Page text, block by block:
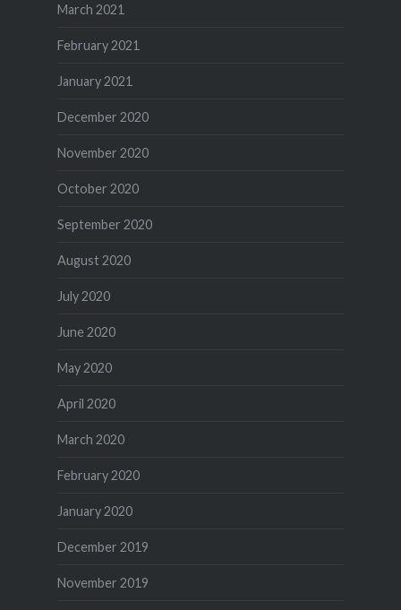
March 2021
February 2021
January 2021
December 2020
November 2020
October 2020
September 2020
August 2020
July 2020
June 2020
May 2020
April 2020
March 2020
February 2020
January 2020
December 2019
November 2019